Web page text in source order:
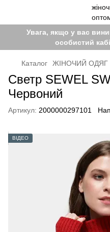
Увага, якщо у вас
особистий
Каталог ЖІНОЧИЙ ОДЯГ
Светр SEWEL
Червоний
Артикул: 2000000297101
ВІДЕО